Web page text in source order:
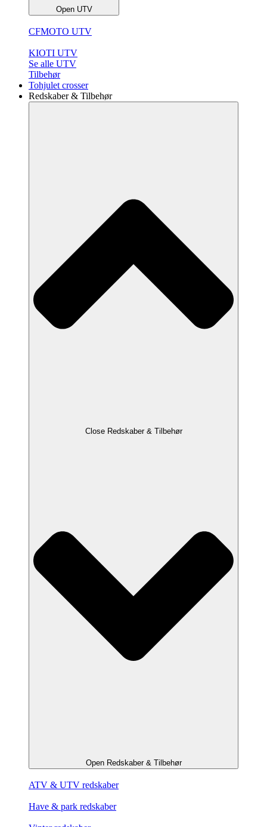
Open UTV
CFMOTO UTV
KIOTI UTV
Se alle UTV
Tilbehør
Tohjulet crosser
Redskaber & Tilbehør
Close Redskaber & Tilbehør
Open Redskaber & Tilbehør
ATV & UTV redskaber
Have & park redskaber